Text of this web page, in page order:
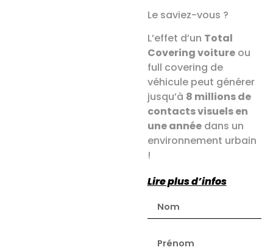
Le saviez-vous ?
L’effet d’un Total
Covering voitureou
full covering de
véhicule peut générer
jusqu’à 8 millions de
contacts visuels en
une annéedans un
environnement urbain
!
Lire plus d’infos